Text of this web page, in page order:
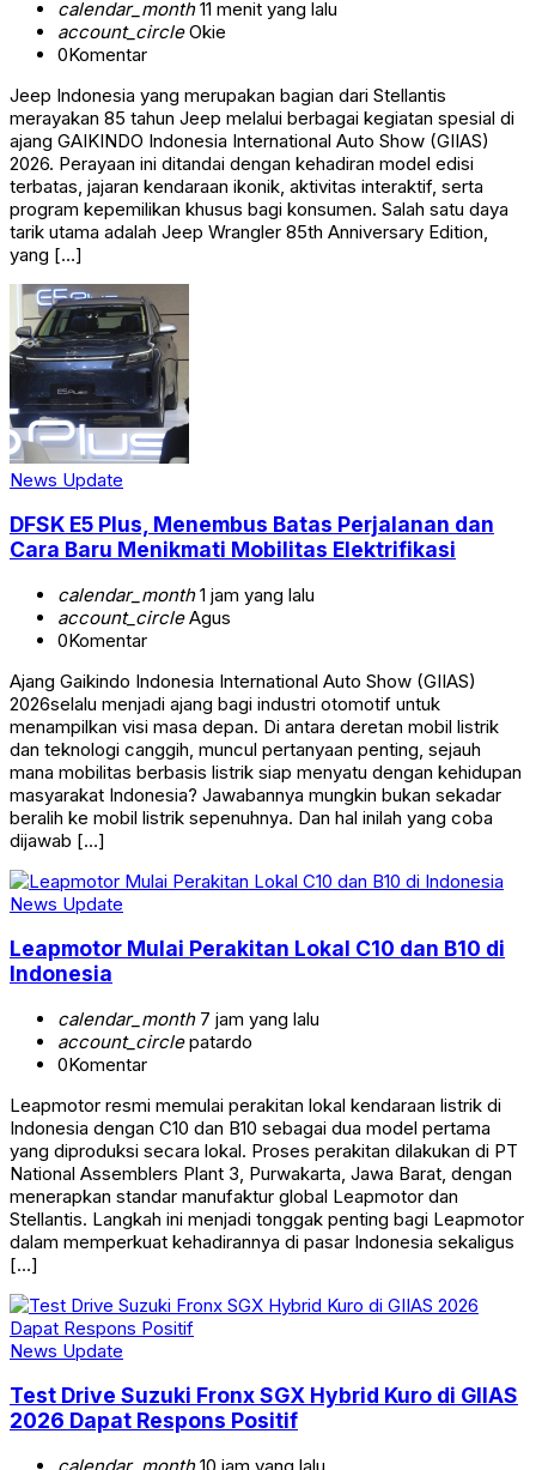
calendar_month11 menit yang lalu
account_circleOkie
0Komentar
Jeep Indonesia yang merupakan bagian dari Stellantis
merayakan 85 tahun Jeep melalui berbagai kegiatan spesial di
ajang GAIKINDO Indonesia International Auto Show (GIIAS)
2026. Perayaan ini ditandai dengan kehadiran model edisi
terbatas, jajaran kendaraan ikonik, aktivitas interaktif, serta
program kepemilikan khusus bagi konsumen. Salah satu daya
tarik utama adalah Jeep Wrangler 85th Anniversary Edition,
yang […]
News Update
DFSK E5 Plus, Menembus Batas Perjalanan dan
Cara Baru Menikmati Mobilitas Elektrifikasi
calendar_month1 jam yang lalu
account_circleAgus
0Komentar
Ajang Gaikindo Indonesia International Auto Show (GIIAS)
2026selalu menjadi ajang bagi industri otomotif untuk
menampilkan visi masa depan. Di antara deretan mobil listrik
dan teknologi canggih, muncul pertanyaan penting, sejauh
mana mobilitas berbasis listrik siap menyatu dengan kehidupan
masyarakat Indonesia? Jawabannya mungkin bukan sekadar
beralih ke mobil listrik sepenuhnya. Dan hal inilah yang coba
dijawab […]
News Update
Leapmotor Mulai Perakitan Lokal C10 dan B10 di
Indonesia
calendar_month7 jam yang lalu
account_circlepatardo
0Komentar
Leapmotor resmi memulai perakitan lokal kendaraan listrik di
Indonesia dengan C10 dan B10 sebagai dua model pertama
yang diproduksi secara lokal. Proses perakitan dilakukan di PT
National Assemblers Plant 3, Purwakarta, Jawa Barat, dengan
menerapkan standar manufaktur global Leapmotor dan
Stellantis. Langkah ini menjadi tonggak penting bagi Leapmotor
dalam memperkuat kehadirannya di pasar Indonesia sekaligus
[…]
News Update
Test Drive Suzuki Fronx SGX Hybrid Kuro di GIIAS
2026 Dapat Respons Positif